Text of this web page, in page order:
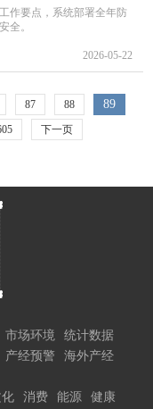
作要点，系统部署全年防
全。
2026-05-22
87 88 89
下一页
市场环境
统计数据
产经预警
海外产经
消费 能源
健康